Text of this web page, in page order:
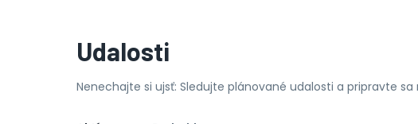
Udalosti
Nenechajte si ujsť: Sledujte plánované udalosti a pripravte